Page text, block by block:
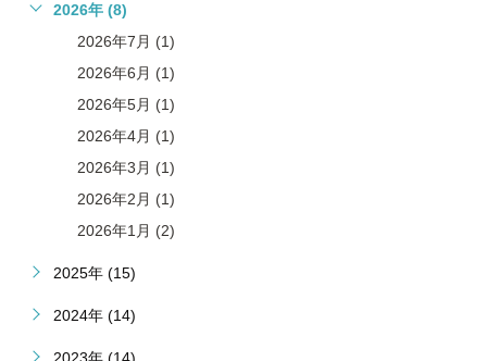
2026年 (8)
2026年7月 (1)
2026年6月 (1)
2026年5月 (1)
2026年4月 (1)
2026年3月 (1)
2026年2月 (1)
2026年1月 (2)
2025年 (15)
2024年 (14)